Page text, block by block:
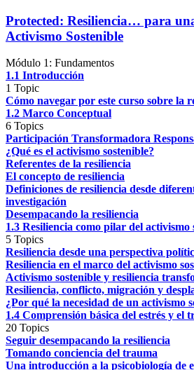
Protected: Resiliencia… para
Activismo Sostenible
Módulo 1: Fundamentos
1.1 Introducción
1 Topic
Cómo navegar por este curso sobre la
1.2 Marco Conceptual
6 Topics
Participación Transformadora
¿Qué es el activismo sostenible?
Referentes de la resiliencia
El concepto de resiliencia
Definiciones de resiliencia desde
investigación
Desempacando la resiliencia
1.3 Resiliencia como pilar del activismo
5 Topics
Resiliencia desde una perspectiva
Resiliencia en el marco del activismo
Activismo sostenible y resiliencia
Resiliencia, conflicto, migración y
¿Por qué la necesidad de un activismo
1.4 Comprensión básica del estrés y el
20 Topics
Seguir desempacando la resiliencia
Tomando conciencia del trauma
Una introducción a la psicobiología de